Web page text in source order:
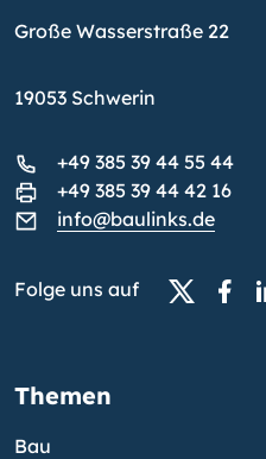
Große Wasserstraße 22
19053 Schwerin
+49 385 39 44 55 44
+49 385 39 44 42 16
info@baulinks.de
Folge uns auf
Themen
Bau